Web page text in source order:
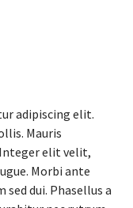
adipiscing elit.
Mauris
elit velit,
Morbi ante
dui. Phasellus a